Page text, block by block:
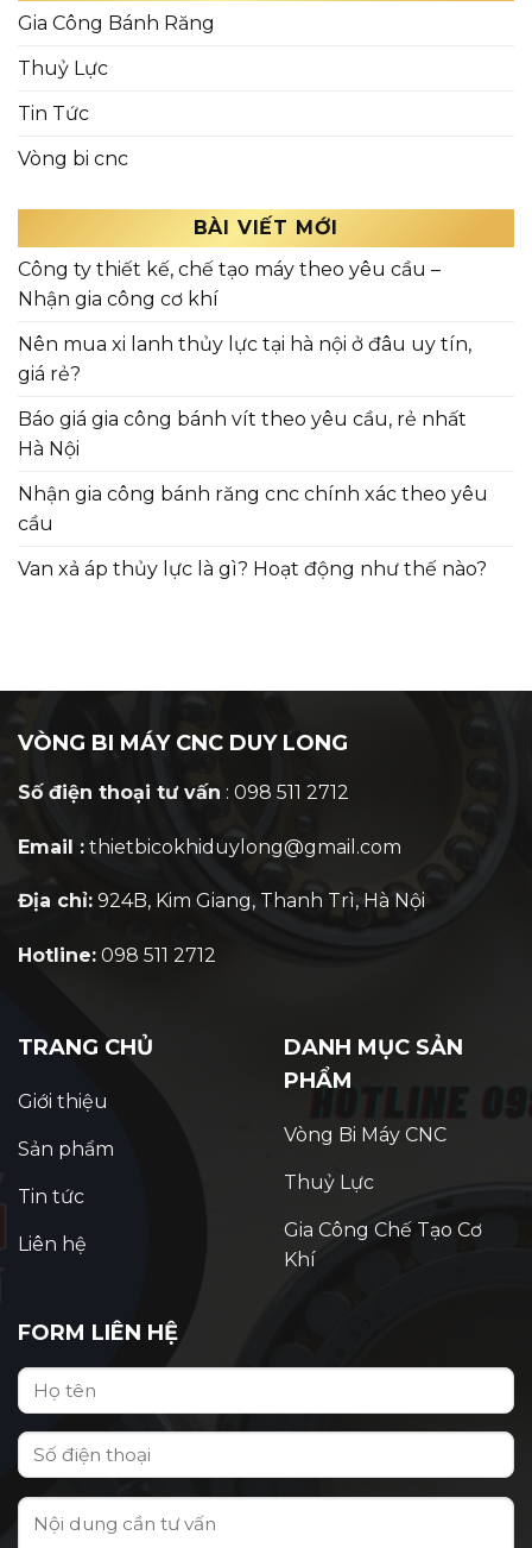
Gia Công Bánh Răng
Thuỷ Lực
Tin Tức
Vòng bi cnc
BÀI VIẾT MỚI
Công ty thiết kế, chế tạo máy theo yêu cầu –
Nhận gia công cơ khí
Nên mua xi lanh thủy lực tại hà nội ở đâu uy tín,
giá rẻ?
Báo giá gia công bánh vít theo yêu cầu, rẻ nhất
Hà Nội
Nhận gia công bánh răng cnc chính xác theo yêu
cầu
Van xả áp thủy lực là gì? Hoạt động như thế nào?
VÒNG BI MÁY CNC DUY LONG
Số điện thoại tư vấn : 098 511 2712
Email : thietbicokhiduylong@gmail.com
Địa chỉ: 924B, Kim Giang, Thanh Trì, Hà Nội
Hotline: 098 511 2712
TRANG CHỦ
Giới thiệu
Sản phẩm
Tin tức
Liên hệ
DANH MỤC SẢN
PHẨM
Vòng Bi Máy CNC
Thuỷ Lực
Gia Công Chế Tạo Cơ
Khí
FORM LIÊN HỆ